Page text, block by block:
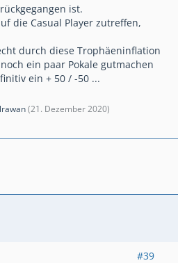
ist.
die Casual Player zutreffen,
durch diese Trophäeninflation
ein paar Pokale gutmachen
ein + 50 / -50 ...
(21. Dezember 2020)
#39